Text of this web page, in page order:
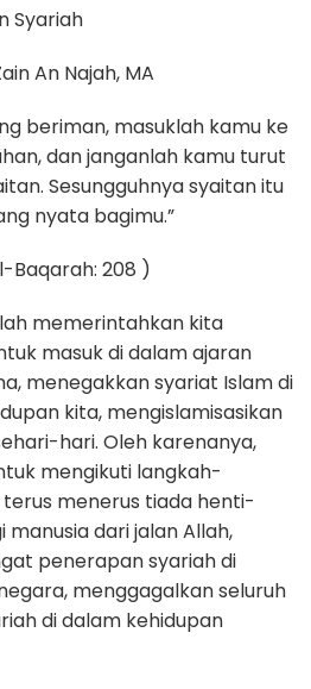
Syariah
An Najah, MA
beriman, masuklah kamu ke
dan janganlah kamu turut
Sesungguhnya syaitan itu
nyata bagimu.”
Baqarah: 208 )
memerintahkan kita
masuk di dalam ajaran
menegakkan syariat Islam di
kita, mengislamisasikan
hari. Oleh karenanya,
mengikuti langkah-
menerus tiada henti-
dari jalan Allah,
penerapan syariah di
menggagalkan seluruh
di dalam kehidupan